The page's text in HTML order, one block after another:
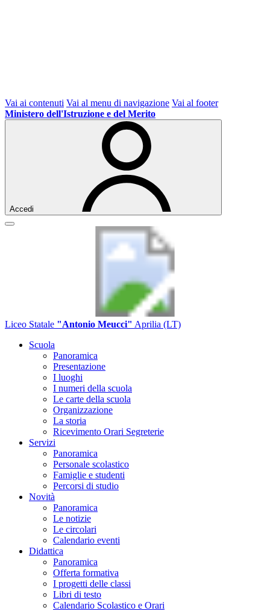
Vai ai contenuti Vai al menu di navigazione Vai al footer
Ministero dell'Istruzione e del Merito
Accedi
Liceo Statale "Antonio Meucci" Aprilia (LT)
Scuola
Panoramica
Presentazione
I luoghi
I numeri della scuola
Le carte della scuola
Organizzazione
La storia
Ricevimento Orari Segreterie
Servizi
Panoramica
Personale scolastico
Famiglie e studenti
Percorsi di studio
Novità
Panoramica
Le notizie
Le circolari
Calendario eventi
Didattica
Panoramica
Offerta formativa
I progetti delle classi
Libri di testo
Calendario Scolastico e Orari